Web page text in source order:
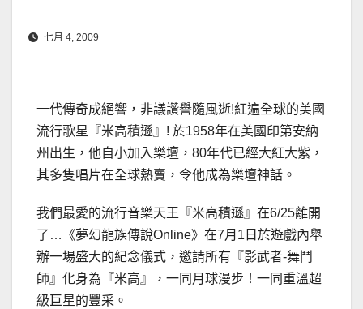
七月 4, 2009
一代傳奇成絕響，非議讚譽隨風逝!紅遍全球的美國
流行歌星『米高積遜』! 於1958年在美國印第安納
州出生，他自小加入樂壇，80年代已經大紅大紫，
其多隻唱片在全球熱賣，令他成為樂壇神話。
我們最愛的流行音樂天王『米高積遜』在6/25離開
了…《夢幻龍族傳說Online》在7月1日於遊戲內舉
辦一場盛大的紀念儀式，邀請所有『影武者-舞鬥
師』化身為『米高』，一同月球漫步！一同重溫超
級巨星的豐采。